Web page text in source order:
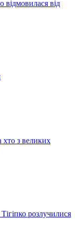
відмовилася від
хто з великих
розлучилися